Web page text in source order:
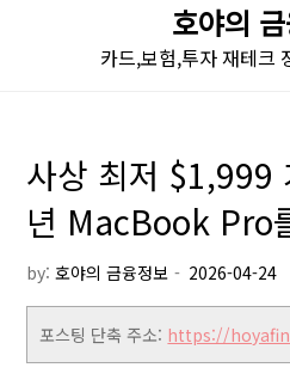
호야의
카드,보험,투자 재테크
사상 최저 $1,999
년 MacBook Pro
by:호야의 금융정보
포스팅 단축 주소: https://